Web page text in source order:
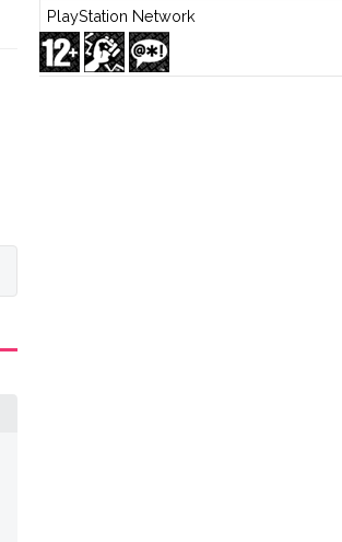
PlayStation Network